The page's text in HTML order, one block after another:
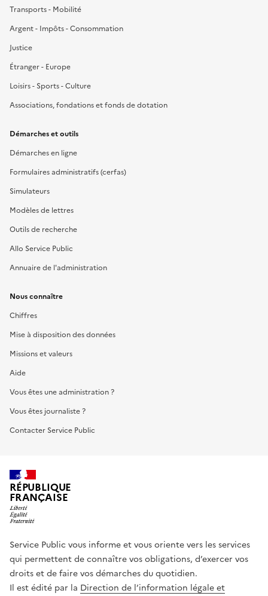
Transports - Mobilité
Argent - Impôts - Consommation
Justice
Étranger - Europe
Loisirs - Sports - Culture
Associations, fondations et fonds de dotation
Démarches et outils
Démarches en ligne
Formulaires administratifs (cerfas)
Simulateurs
Modèles de lettres
Outils de recherche
Allo Service Public
Annuaire de l'administration
Nous connaître
Chiffres
Mise à disposition des données
Missions et valeurs
Aide
Vous êtes une administration ?
Vous êtes journaliste ?
Contacter Service Public
RÉPUBLIQUE
FRANÇAISE
Service Public vous informe et vous oriente vers les services
qui permettent de connaître vos obligations, d’exercer vos
droits et de faire vos démarches du quotidien.
Il est édité par la Direction de l’information légale et